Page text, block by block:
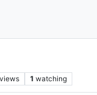
views 1 watching